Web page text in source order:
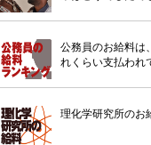
公務員のお給料は
れくらい支払われ
理化学研究所のお